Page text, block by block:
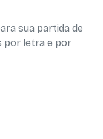
sua partida de
por letra e por